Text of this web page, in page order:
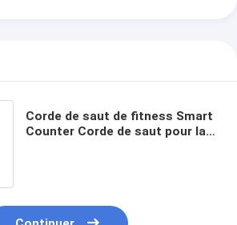
Corde de saut de fitness Smart
Counter Corde de saut pour la